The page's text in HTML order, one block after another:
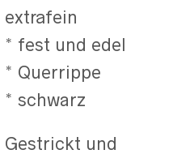
extrafein
* fest und edel
* Querrippe
* schwarz
Gestrickt und